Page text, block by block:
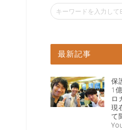
最新記事
保
1
ロ
現
て